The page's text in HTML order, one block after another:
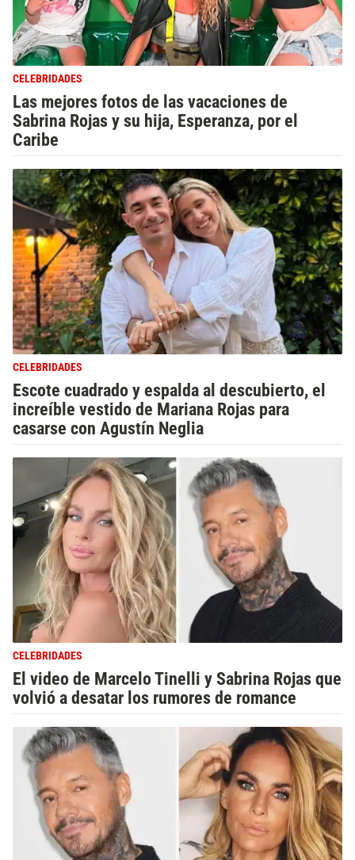
CELEBRIDADES
Las mejores fotos de las vacaciones de
Sabrina Rojas y su hija, Esperanza, por el
Caribe
CELEBRIDADES
Escote cuadrado y espalda al descubierto, el
increíble vestido de Mariana Rojas para
casarse con Agustín Neglia
CELEBRIDADES
El video de Marcelo Tinelli y Sabrina Rojas que
volvió a desatar los rumores de romance